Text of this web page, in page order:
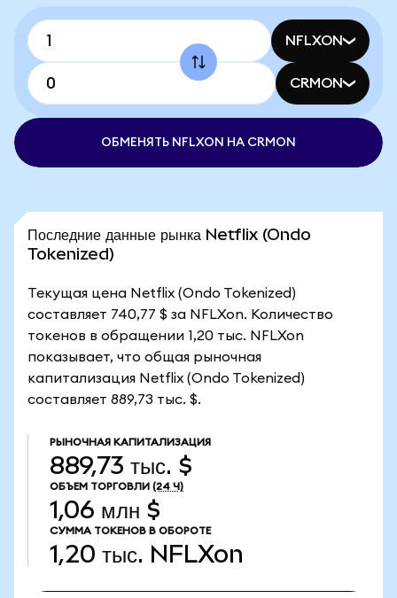
NFLXON
CRMON
ОБМЕНЯТЬ NFLXON НА CRMON
Последние данные рынка Netflix (Ondo
Tokenized)
Текущая цена Netflix (Ondo Tokenized)
составляет 740,77 $ за NFLXon. Количество
токенов в обращении 1,20 тыс. NFLXon
показывает, что общая рыночная
капитализация Netflix (Ondo Tokenized)
составляет 889,73 тыс. $.
РЫНОЧНАЯ КАПИТАЛИЗАЦИЯ
889,73 тыс. $
ОБЪЕМ ТОРГОВЛИ (24 Ч)
1,06 млн $
СУММА ТОКЕНОВ В ОБОРОТЕ
1,20 тыс. NFLXon